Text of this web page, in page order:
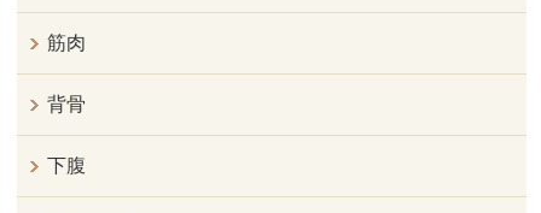
筋肉
背骨
下腹